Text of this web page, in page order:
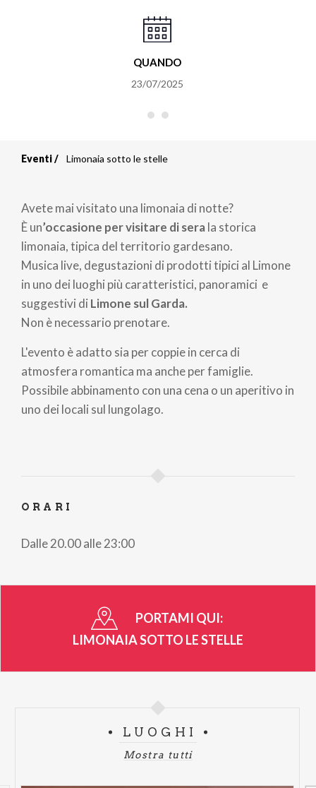
QUANDO
23/07/2025
di
pane
Eventi Limonaia sotto le stelle
Avete mai visitato una limonaia di notte?
È un’occasione per visitare di serala storica
limonaia, tipica del territorio gardesano.
Musica live, degustazioni di prodotti tipici al Limone
in uno dei luoghi più caratteristici, panoramici e
suggestivi di Limone sul Garda.
Non è necessario prenotare.
L'evento è adatto sia per coppie in cerca di
atmosfera romantica ma anche per famiglie.
Possibile abbinamento con una cena o un aperitivo in
uno dei locali sul lungolago.
ORARI
Dalle 20.00 alle 23:00
PORTAMI QUI:
LIMONAIA SOTTO LE STELLE
LUOGHI
Mostra tutti